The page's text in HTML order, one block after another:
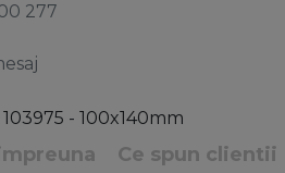
277
- 100x140mm
Ce spun clientii